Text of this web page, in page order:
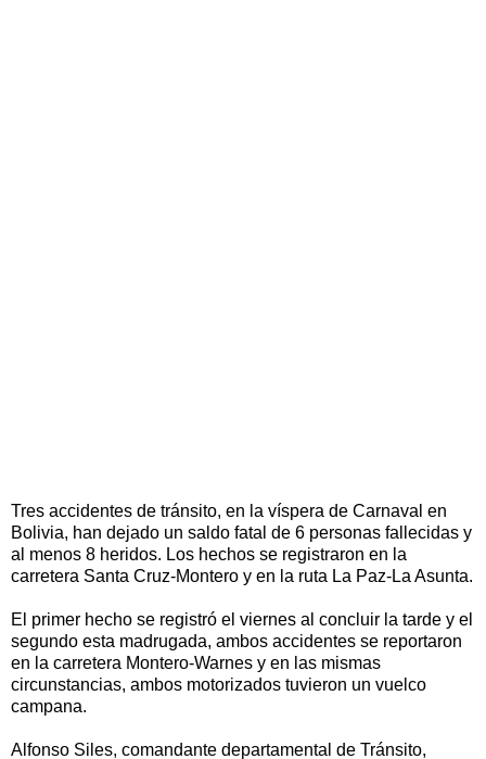
Tres accidentes de tránsito, en la víspera de Carnaval en
Bolivia, han dejado un saldo fatal de 6 personas fallecidas y
al menos 8 heridos. Los hechos se registraron en la
carretera Santa Cruz-Montero y en la ruta La Paz-La Asunta.
El primer hecho se registró el viernes al concluir la tarde y el
segundo esta madrugada, ambos accidentes se reportaron
en la carretera Montero-Warnes y en las mismas
circunstancias, ambos motorizados tuvieron un vuelco
campana.
Alfonso Siles, comandante departamental de Tránsito,